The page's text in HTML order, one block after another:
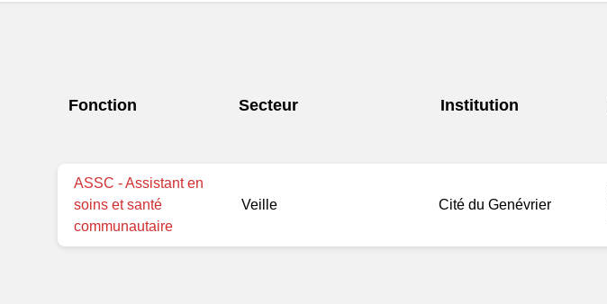
Fonction Secteur Institution
ASSC - Assistant en
soins et santé
communautaire
Veille Cité du Genévrier